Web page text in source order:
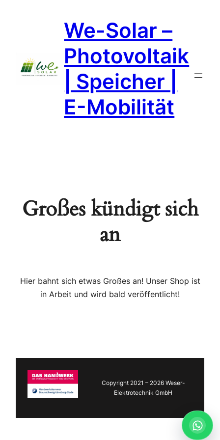
We-Solar –
Photovoltaik
| Speicher |
E-Mobilität
Großes kündigt sich
an
Hier bahnt sich etwas Großes an! Unser Shop ist
in Arbeit und wird bald veröffentlicht!
Copyright 2021 – 2026 Weser-
Elektrotechnik GmbH